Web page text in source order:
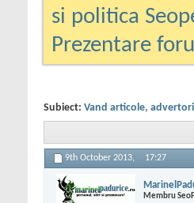
si politica
Prezentare
Subiect: Vand articole,
9th October 2013, 17:27
Membru